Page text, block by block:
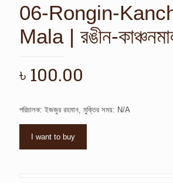
06-Rongin-
Mala | রঙীন-
৳ 100.00
পরিচালক: ইজজুর রহমান, মুক্তির সময়: N/A
I want to buy